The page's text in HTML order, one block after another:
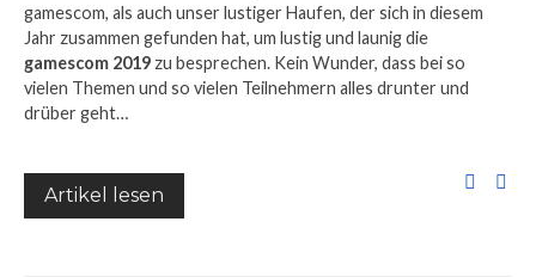
gamescom, als auch unser lustiger Haufen, der sich in diesem
Jahr zusammen gefunden hat, um lustig und launig die
gamescom 2019 zu besprechen. Kein Wunder, dass bei so
vielen Themen und so vielen Teilnehmern alles drunter und
drüber geht…
Artikel lesen